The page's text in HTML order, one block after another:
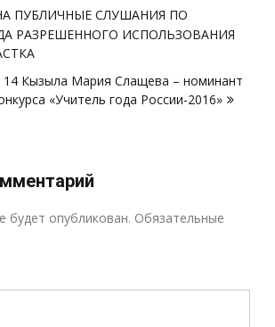
ПУБЛИЧНЫЕ СЛУШАНИЯ ПО
РАЗРЕШЕННОГО ИСПОЛЬЗОВАНИЯ
Кызыла Мария Слащева – номинант
«Учитель года России-2016»
будет опубликован. Обязательные